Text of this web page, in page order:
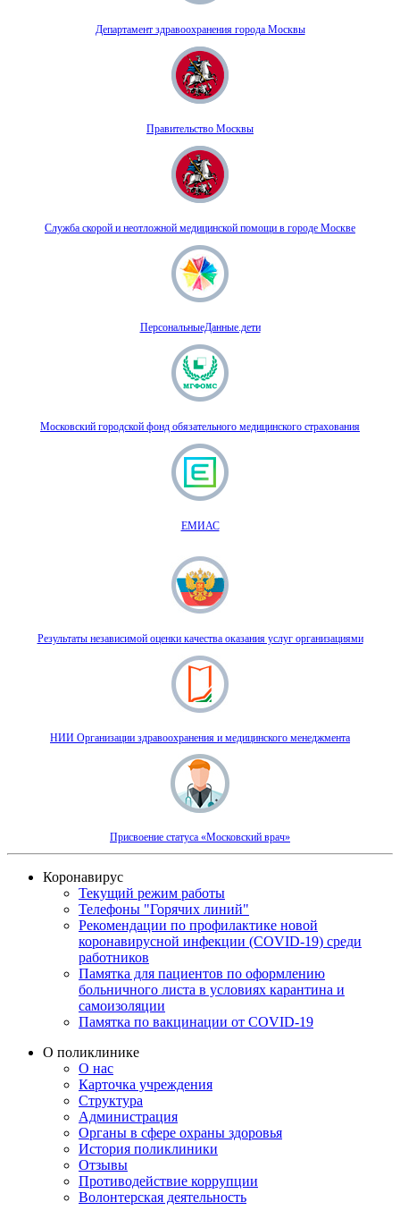
Департамент здравоохранения города Москвы
Правительство Москвы
Служба скорой и неотложной медицинской помощи в городе Москве
ПерсональныеДанные.дети
Московский городской фонд обязательного медицинского страхования
ЕМИАС
Результаты независимой оценки качества оказания услуг организациями
НИИ Организации здравоохранения и медицинского менеджмента
Присвоение статуса «Московский врач»
Коронавирус
Текущий режим работы
Телефоны "Горячих линий"
Рекомендации по профилактике новой
коронавирусной инфекции (COVID-19) среди
работников
Памятка для пациентов по оформлению
больничного листа в условиях карантина и
самоизоляции
Памятка по вакцинации от COVID-19
О поликлинике
О нас
Карточка учреждения
Структура
Администрация
Органы в сфере охраны здоровья
История поликлиники
Отзывы
Противодействие коррупции
Волонтерская деятельность